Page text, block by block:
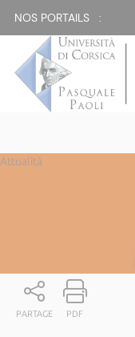
NOS PORTAILS :
Attualità
PARTAGE PDF